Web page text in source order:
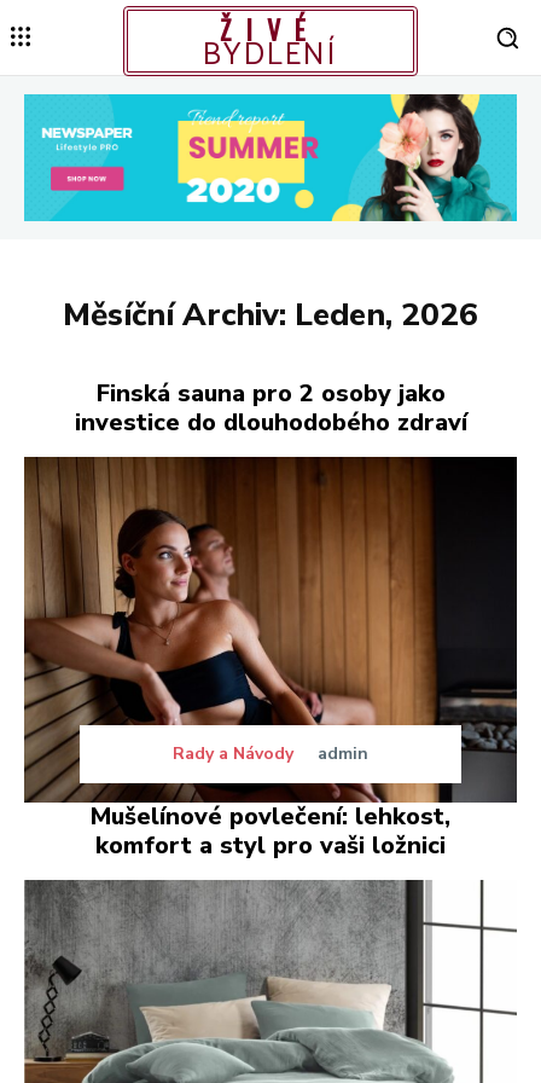
ŽIVÉ
BYDLENÍ
Měsíční Archiv: Leden, 2026
Finská sauna pro 2 osoby jako
investice do dlouhodobého zdraví
Rady a Návody admin
Mušelínové povlečení: lehkost,
komfort a styl pro vaši ložnici